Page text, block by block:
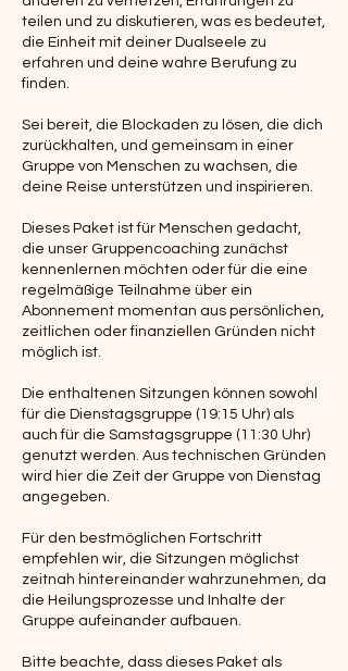
teilen und zu diskutieren, was es bedeutet,
die Einheit mit deiner Dualseele zu
erfahren und deine wahre Berufung zu
finden.
Sei bereit, die Blockaden zu lösen, die dich
zurückhalten, und gemeinsam in einer
Gruppe von Menschen zu wachsen, die
deine Reise unterstützen und inspirieren.
Dieses Paket ist für Menschen gedacht,
die unser Gruppencoaching zunächst
kennenlernen möchten oder für die eine
regelmäßige Teilnahme über ein
Abonnement momentan aus persönlichen,
zeitlichen oder finanziellen Gründen nicht
möglich ist.
Die enthaltenen Sitzungen können sowohl
für die Dienstagsgruppe (19:15 Uhr) als
auch für die Samstagsgruppe (11:30 Uhr)
genutzt werden. Aus technischen Gründen
wird hier die Zeit der Gruppe von Dienstag
angegeben.
Für den bestmöglichen Fortschritt
empfehlen wir, die Sitzungen möglichst
zeitnah hintereinander wahrzunehmen, da
die Heilungsprozesse und Inhalte der
Gruppe aufeinander aufbauen.
Bitte beachte, dass dieses Paket als